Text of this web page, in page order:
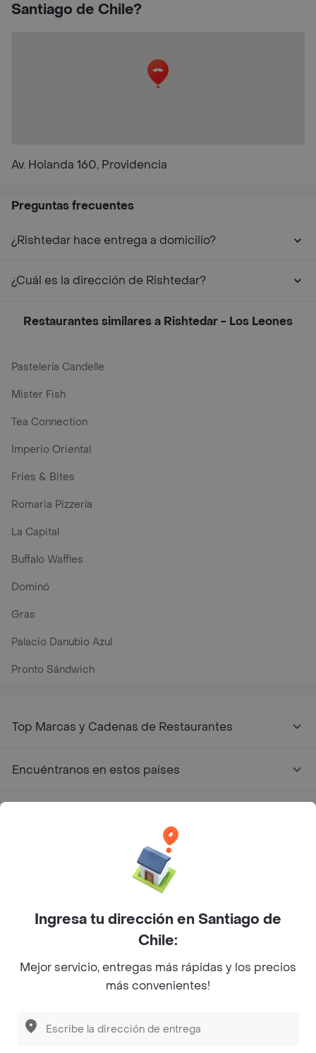
Santiago de Chile?
Av. Holanda 160, Providencia
Preguntas frecuentes
¿Rishtedar hace entrega a domicilio?
¿Cuál es la dirección de Rishtedar?
Restaurantes similares a Rishtedar - Los Leones
Pastelería Candelle
Mister Fish
Tea Connection
Imperio Oriental
Fries & Bites
Romaria Pizzería
La Capital
Buffalo Waffles
Dominó
Gras
Palacio Danubio Azul
Pronto Sándwich
Top Marcas y Cadenas de Restaurantes
Encuéntranos en estos países
Google play
Pide tu comida favorita cerca de ti
Categorías
Ingresa tu dirección en Santiago de
Chile:
Mejor servicio, entregas más rápidas y los precios
más convenientes!